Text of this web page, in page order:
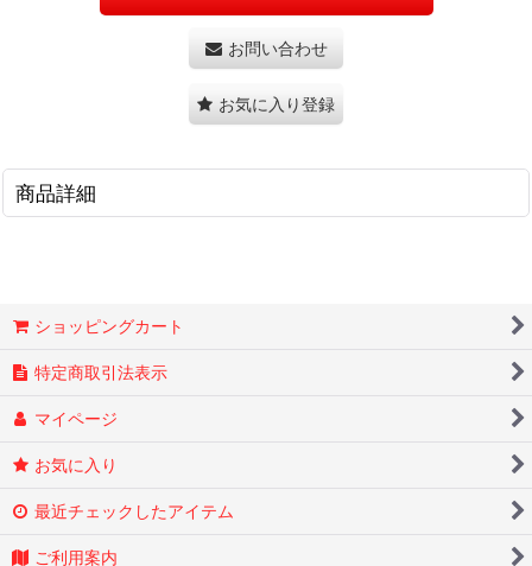
お問い合わせ
お気に入り登録
商品詳細
ショッピングカート
特定商取引法表示
マイページ
お気に入り
最近チェックしたアイテム
ご利用案内